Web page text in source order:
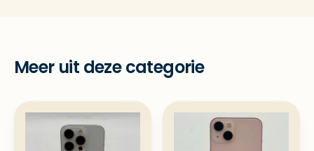
Meer uit deze categorie